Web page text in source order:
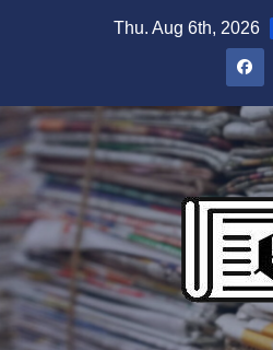
Thu. Aug 6th, 2026